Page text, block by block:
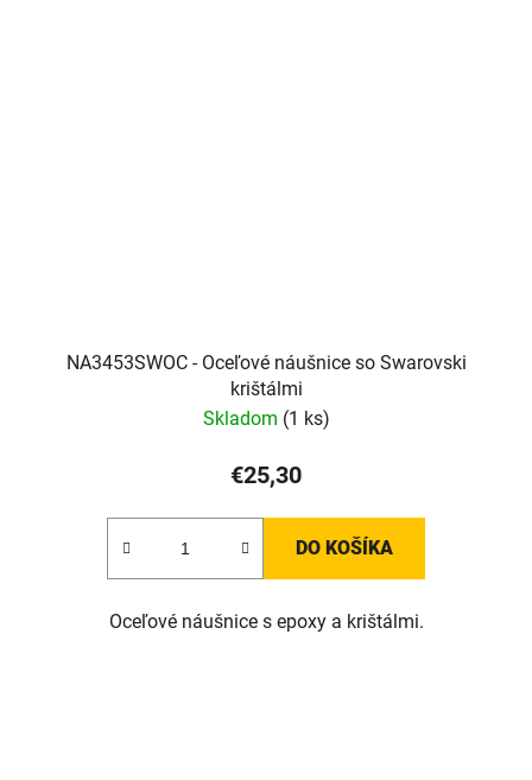
NA3453SWOC - Oceľové náušnice so Swarovski
krištálmi
Skladom (1 ks)
€25,30
DO KOŠÍKA
Oceľové náušnice s epoxy a krištálmi.